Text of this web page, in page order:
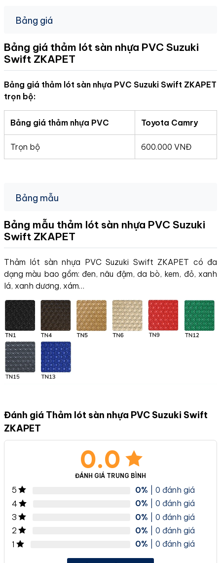
Bảng giá
Bảng giá thảm lót sàn nhựa PVC Suzuki
Swift ZKAPET
Bảng giá thảm lót sàn nhựa PVC Suzuki Swift ZKAPET
trọn bộ:
Bảng giá thảm nhựa PVC Toyota Camry
Trọn bộ 600.000 VNĐ
Bảng mẫu
Bảng mẫu thảm lót sàn nhựa PVC Suzuki
Swift ZKAPET
Thảm lót sàn nhựa PVC Suzuki Swift ZKAPET có đa
dạng màu bao gồm: đen, nâu đậm, da bò, kem, đỏ, xanh
lá, xanh dương, xám…
Đánh giá Thảm lót sàn nhựa PVC Suzuki Swift
ZKAPET
0.0
ĐÁNH GIÁ TRUNG BÌNH
5 0% | 0 đánh giá
4
0% | 0 đánh giá
3
0% | 0 đánh giá
2
0% | 0 đánh giá
1
0% | 0 đánh giá